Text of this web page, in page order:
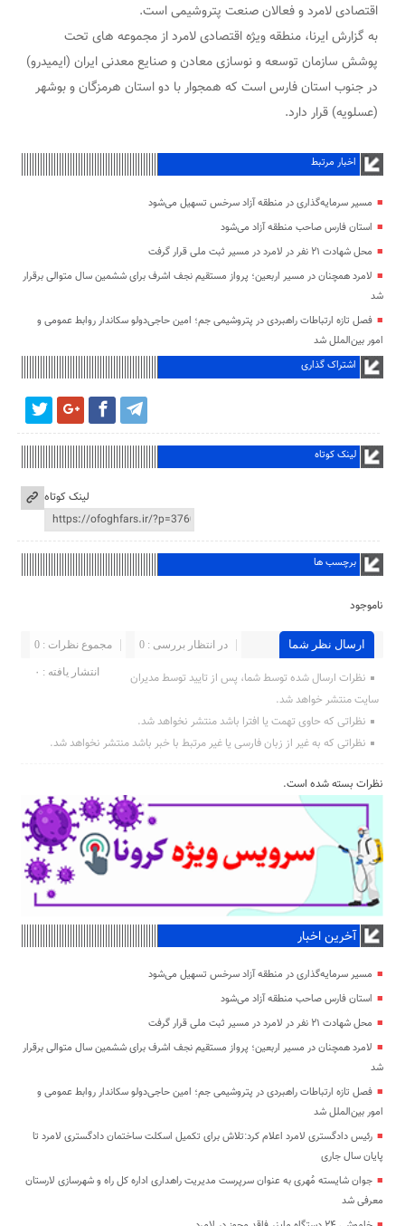
اقتصادی لامرد و فعالان صنعت پتروشیمی است.
به گزارش ایرنا، منطقه ویژه اقتصادی لامرد از مجموعه های تحت
پوشش سازمان توسعه و نوسازی معادن و صنایع معدنی ایران (ایمیدرو)
در جنوب استان فارس است که همجوار با دو استان هرمزگان و بوشهر
(عسلویه) قرار دارد.
اخبار مرتبط
مسیر سرمایه‌گذاری در منطقه آزاد سرخس تسهیل می‌شود
استان فارس صاحب منطقه آزاد می‌شود
محل شهادت ۲۱ نفر در لامرد در مسیر ثبت ملی قرار گرفت
لامرد همچنان در مسیر اربعین؛ پرواز مستقیم نجف اشرف برای ششمین سال متوالی برقرار
شد
فصل تازه ارتباطات راهبردی در پتروشیمی جم؛ امین حاجی‌دولو سکاندار روابط عمومی و
امور بین‌الملل شد
اشتراک گذاری
لینک کوتاه
لینک کوتاه
برچسب ها
ناموجود
ارسال نظر شما مجموع نظرات : 0 در انتظار بررسی : 0
انتشار یافته : ۰
نظرات ارسال شده توسط شما، پس از تایید توسط مدیران
سایت منتشر خواهد شد.
نظراتی که حاوی تهمت یا افترا باشد منتشر نخواهد شد.
نظراتی که به غیر از زبان فارسی یا غیر مرتبط با خبر باشد منتشر نخواهد شد.
نظرات بسته شده است.
آخرین اخبار
مسیر سرمایه‌گذاری در منطقه آزاد سرخس تسهیل می‌شود
استان فارس صاحب منطقه آزاد می‌شود
محل شهادت ۲۱ نفر در لامرد در مسیر ثبت ملی قرار گرفت
لامرد همچنان در مسیر اربعین؛ پرواز مستقیم نجف اشرف برای ششمین سال متوالی برقرار
شد
فصل تازه ارتباطات راهبردی در پتروشیمی جم؛ امین حاجی‌دولو سکاندار روابط عمومی و
امور بین‌الملل شد
رئیس دادگستری لامرد اعلام کرد:تلاش برای تکمیل اسکلت ساختمان دادگستری لامرد تا
پایان سال جاری
جوان شایسته مُهری به عنوان سرپرست مدیریت راهداری اداره کل راه و شهرسازی لارستان
معرفی شد